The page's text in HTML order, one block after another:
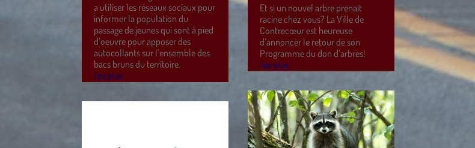
a utiliser les réseaux sociaux pour
informer la population du
passage de jeunes qui sont à pied
d’oeuvre pour apposer des
autocollants sur l’ensemble des
bacs bruns du territoire.
lire plus
Et si un nouvel arbre prenait
racine chez vous? La Ville de
Contrecœur est heureuse
d’annoncer le retour de son
Programme du don d’arbres!
lire plus